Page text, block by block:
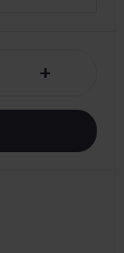
+